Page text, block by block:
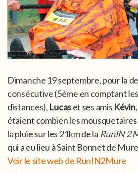
Dimanche 19 septembre, pour la
consécutive (5ème en comptant
distances), Lucaset ses amis Kévin,
étaient combien les mousquetaires
la pluie sur les 21km de la RunIN 2
qui a eu lieu à Saint Bonnet de
Voir le site web de RunIN2Mure